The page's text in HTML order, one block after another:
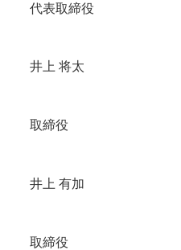
代表取締役
井上 将太
取締役
井上 有加
取締役